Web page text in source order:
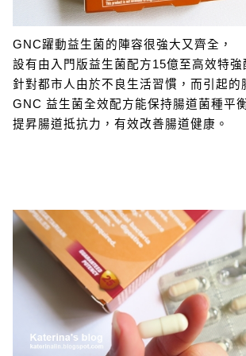
GNC躍動益生菌的陣容很強大又齊全，
設有由入門版益生菌配方15億至高效特強
針對都市人由於不良生活習慣，而引起的
GNC 益生菌全效配方能保持腸道菌種平衡
提昇腸道抵抗力，有效改善腸道健康。